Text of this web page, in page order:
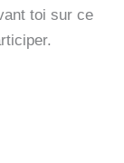
toi sur ce